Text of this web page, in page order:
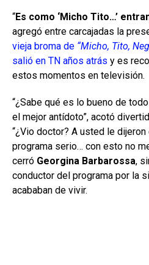
“Es como ‘Micho Tito…’
agregó entre carcajadas la
vieja broma de “Micho, Tito,
salió en TN años atrás y es
estos momentos en televisión.
“¿Sabe qué es lo bueno de
el mejor antídoto”, acotó
“¿Vio doctor? A usted le dijeron
programa serio… con esto no
cerró Georgina Barbarossa,
conductor del programa por la
acababan de vivir.